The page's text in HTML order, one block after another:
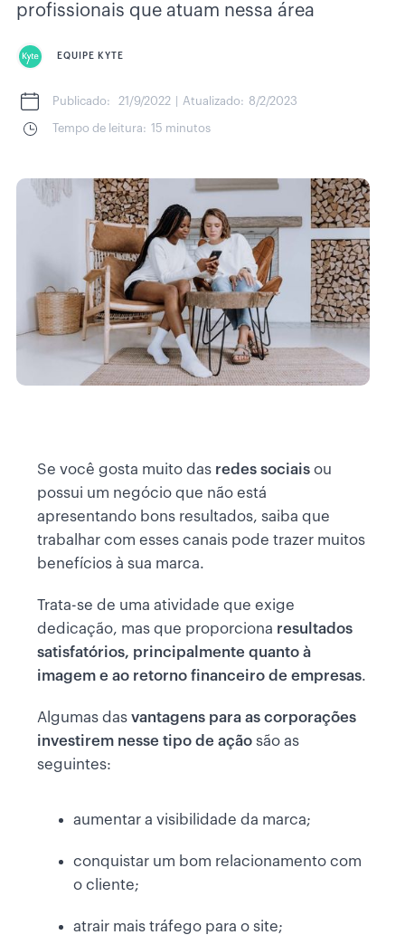
profissionais que atuam nessa área
EQUIPE KYTE
Publicado: 21/9/2022 Atualizado: 8/2/2023
Tempo de leitura: 15 minutos
Se você gosta muito das redes sociais ou
possui um negócio que não está
apresentando bons resultados, saiba que
trabalhar com esses canais pode trazer muitos
benefícios à sua marca.
Trata-se de uma atividade que exige
dedicação, mas que proporciona resultados
satisfatórios, principalmente quanto à
imagem e ao retorno financeiro de empresas.
Algumas das vantagens para as corporações
investirem nesse tipo de ação são as
seguintes:
aumentar a visibilidade da marca;
conquistar um bom relacionamento com
o cliente;
atrair mais tráfego para o site;